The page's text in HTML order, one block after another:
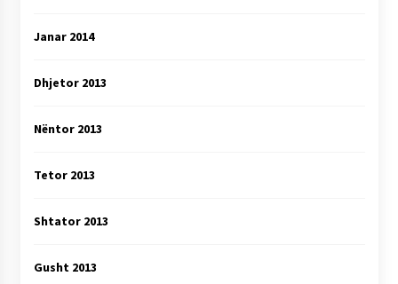
Janar 2014
Dhjetor 2013
Nëntor 2013
Tetor 2013
Shtator 2013
Gusht 2013